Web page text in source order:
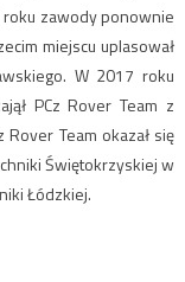
roku zawody ponownie
miejscu uplasował
W 2017 roku
PCz Rover Team z
Team okazał się
Świętokrzyskiej w
Łódzkiej.